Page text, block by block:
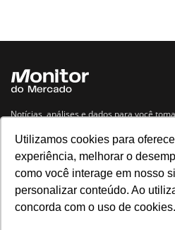
Utilizamos cookies para
experiência, melhorar o
como você interage em nosso
personalizar conteúdo. Ao
concorda com o uso de cookies.
Notícias, análises e dados para você
Navegue no site
Últimas notícias Quem somos
Política de privacidade